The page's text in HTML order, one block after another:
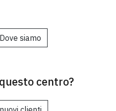
Dove siamo
centro?